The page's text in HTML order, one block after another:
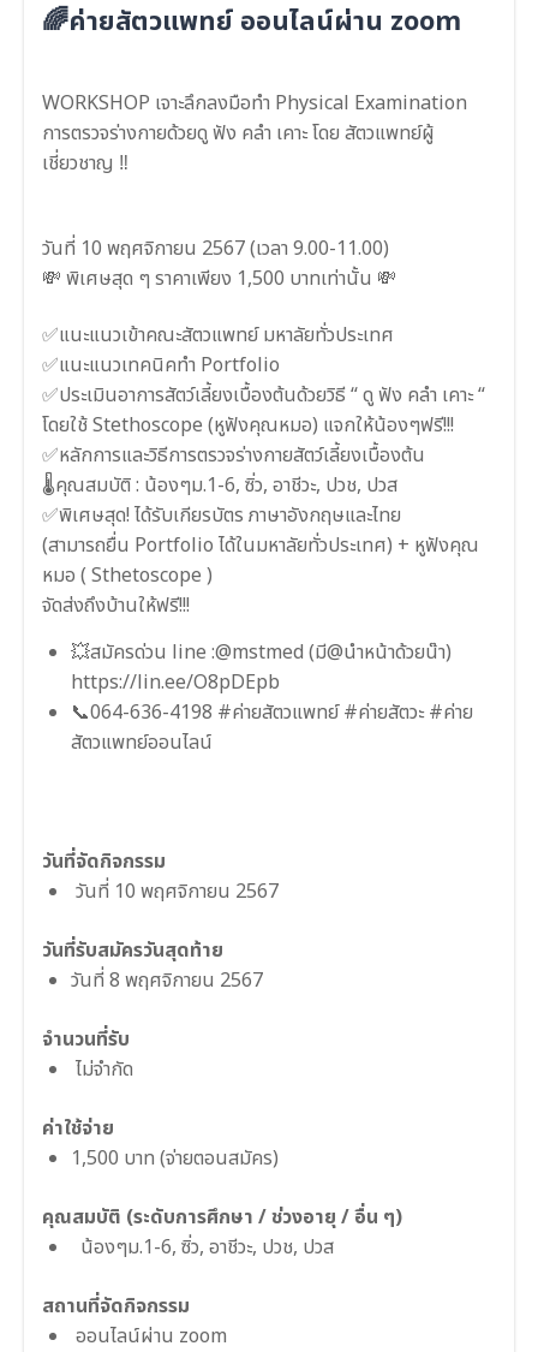
🌈ค่ายสัตวแพทย์ ออนไลน์ผ่าน zoom
WORKSHOP เจาะลึกลงมือทำ Physical Examination
การตรวจร่างกายด้วยดู ฟัง คลำ เคาะ โดย สัตวแพทย์ผู้
เชี่ยวชาญ ‼
วันที่ 10 พฤศจิกายน 2567 (เวลา 9.00-11.00)
💸 พิเศษสุด ๆ ราคาเพียง 1,500 บาทเท่านั้น 💸
✅แนะแนวเข้าคณะสัตวแพทย์ มหาลัยทั่วประเทศ
✅แนะแนวเทคนิคทำ Portfolio
✅ประเมินอาการสัตว์เลี้ยงเบื้องต้นด้วยวิธี “ ดู ฟัง คลำ เคาะ “
โดยใช้ Stethoscope (หูฟังคุณหมอ) แจกให้น้องๆฟรี!!!
✅หลักการและวิธีการตรวจร่างกายสัตว์เลี้ยงเบื้องต้น
🌡คุณสมบัติ : น้องๆม.1-6, ซิ่ว, อาชีวะ, ปวช, ปวส
✅พิเศษสุด! ได้รับเกียรบัตร ภาษาอังกฤษและไทย
(สามารถยื่น Portfolio ได้ในมหาลัยทั่วประเทศ) + หูฟังคุณ
หมอ ( Sthetoscope )
จัดส่งถึงบ้านให้ฟรี!!!
💥สมัครด่วน line :@mstmed (มี@นำหน้าด้วยน๊า)
https://lin.ee/O8pDEpb
📞064-636-4198 #ค่ายสัตวแพทย์ #ค่ายสัตวะ #ค่าย
สัตวแพทย์ออนไลน์
วันที่จัดกิจกรรม
วันที่ 10 พฤศจิกายน 2567
วันที่รับสมัครวันสุดท้าย
วันที่ 8 พฤศจิกายน 2567
จำนวนที่รับ
ไม่จำกัด
ค่าใช้จ่าย
1,500 บาท (จ่ายตอนสมัคร)
คุณสมบัติ (ระดับการศึกษา / ช่วงอายุ / อื่น ๆ)
น้องๆม.1-6, ซิ่ว, อาชีวะ, ปวช, ปวส
สถานที่จัดกิจกรรม
ออนไลน์ผ่าน zoom